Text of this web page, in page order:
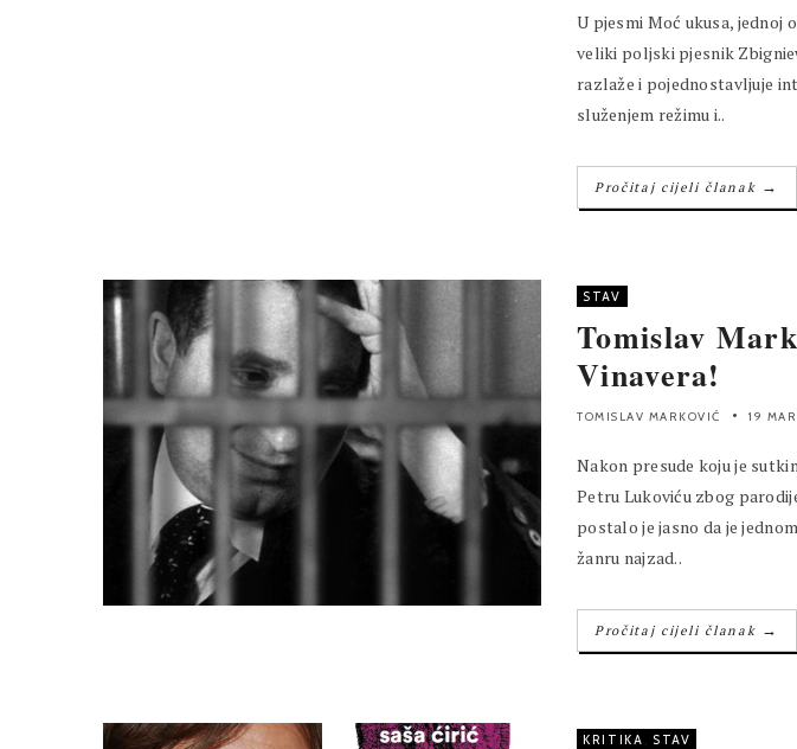
U pjesmi Moć ukusa, jednoj
veliki poljski pjesnik
razlaže i pojednostavljuje
služenjem režimu i..
Pročitaj cijeli članak →
STAV
Tomislav
Vinavera!
TOMISLAV MARKOVIĆ 19
Nakon presude koju je
Petru Lukoviću zbog
postalo je jasno da je
žanru najzad..
Pročitaj cijeli članak →
KRITIKA , STAV